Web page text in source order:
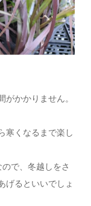
かかりません。
寒くなるまで楽し
で、冬越しをさ
げるといいでしょ